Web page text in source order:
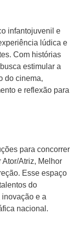
infantojuvenil e
lúdica e
Com histórias
estimular a
do cinema,
e reflexão para
para concorrer
Atriz, Melhor
Esse espaço
do
e a
nacional.